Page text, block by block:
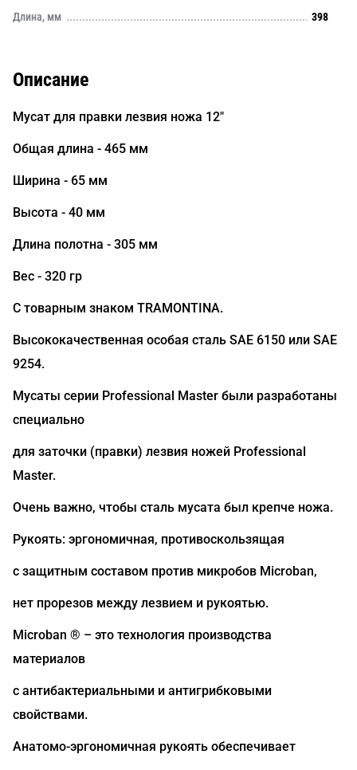
Длина, мм
398
Описание
Мусат для правки лезвия ножа 12"
Общая длина - 465 мм
Ширина - 65 мм
Высота - 40 мм
Длина полотна - 305 мм
Вес - 320 гр
С товарным знаком TRAMONTINA.
Высококачественная особая сталь SAE 6150 или SAE
9254.
Мусаты серии Professional Master были разработаны
специально
для заточки (правки) лезвия ножей Professional
Master.
Очень важно, чтобы сталь мусата был крепче ножа.
Рукоять: эргономичная, противоскользящая
с защитным составом против микробов Microban,
нет прорезов между лезвием и рукоятью.
Microban ® – это технология производства
материалов
с антибактериальными и антигрибковыми
свойствами.
Анатомо-эргономичная рукоять обеспечивает